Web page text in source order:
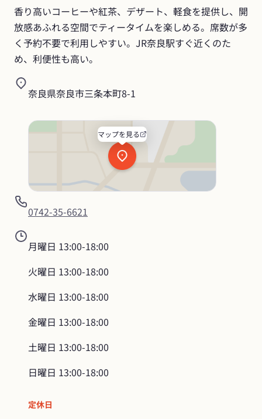
香り高いコーヒーや紅茶、デザート、軽食を提供し、開
放感あふれる空間でティータイムを楽しめる。席数が多
く予約不要で利用しやすい。JR奈良駅すぐ近くのた
め、利便性も高い。
奈良県奈良市三条本町8-1
マップを見る
0742-35-6621
月曜日 13:00-18:00
火曜日 13:00-18:00
水曜日 13:00-18:00
金曜日 13:00-18:00
土曜日 13:00-18:00
日曜日 13:00-18:00
定休日